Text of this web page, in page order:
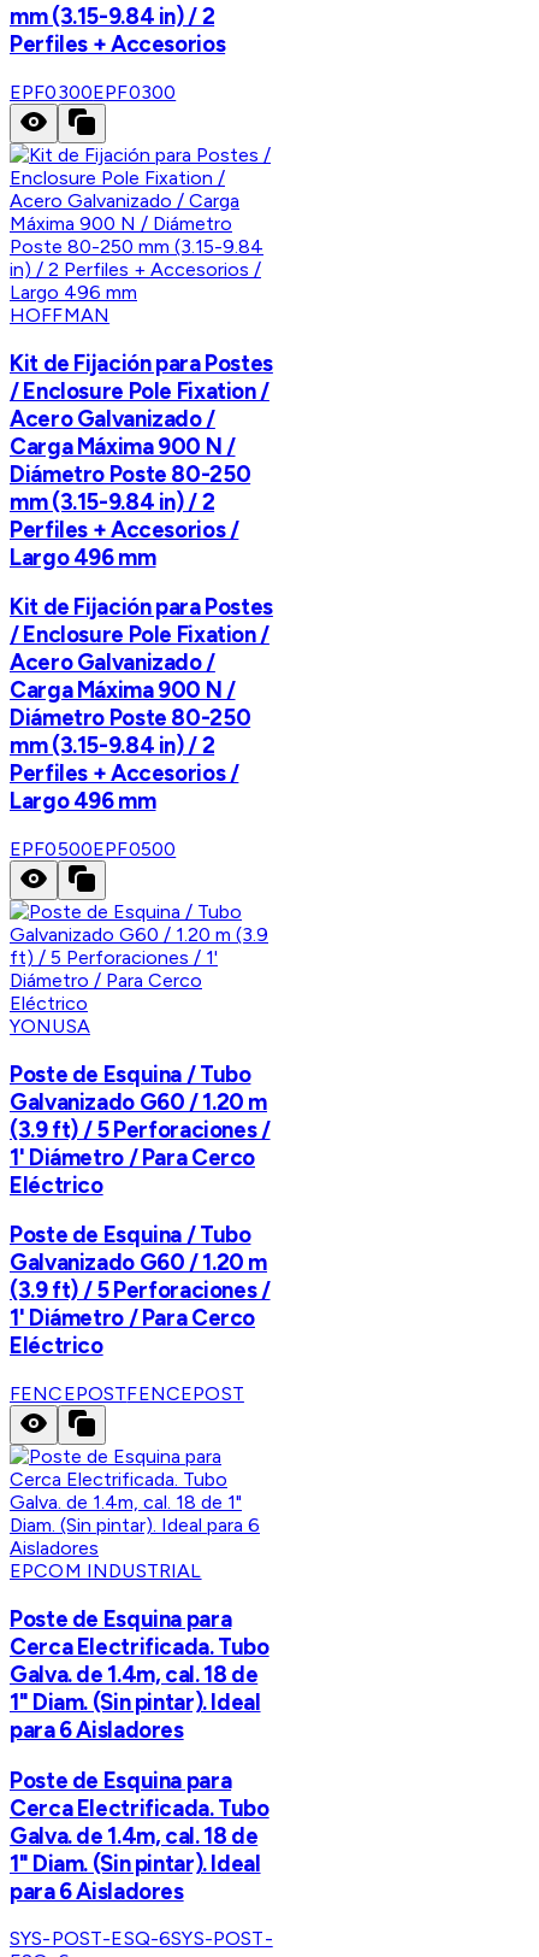
mm (3.15-9.84 in) / 2
Perfiles + Accesorios
EPF0300EPF0300
HOFFMAN
Kit de Fijación para Postes
/ Enclosure Pole Fixation /
Acero Galvanizado /
Carga Máxima 900 N /
Diámetro Poste 80-250
mm (3.15-9.84 in) / 2
Perfiles + Accesorios /
Largo 496 mm
Kit de Fijación para Postes
/ Enclosure Pole Fixation /
Acero Galvanizado /
Carga Máxima 900 N /
Diámetro Poste 80-250
mm (3.15-9.84 in) / 2
Perfiles + Accesorios /
Largo 496 mm
EPF0500EPF0500
YONUSA
Poste de Esquina / Tubo
Galvanizado G60 / 1.20 m
(3.9 ft) / 5 Perforaciones /
1' Diámetro / Para Cerco
Eléctrico
Poste de Esquina / Tubo
Galvanizado G60 / 1.20 m
(3.9 ft) / 5 Perforaciones /
1' Diámetro / Para Cerco
Eléctrico
FENCEPOSTFENCEPOST
EPCOM INDUSTRIAL
Poste de Esquina para
Cerca Electrificada. Tubo
Galva. de 1.4m, cal. 18 de
1" Diam. (Sin pintar). Ideal
para 6 Aisladores
Poste de Esquina para
Cerca Electrificada. Tubo
Galva. de 1.4m, cal. 18 de
1" Diam. (Sin pintar). Ideal
para 6 Aisladores
SYS-POST-ESQ-6SYS-POST-